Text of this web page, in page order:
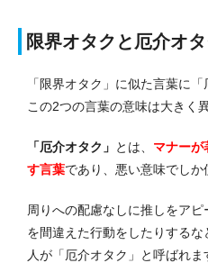
限界オタクと厄介オ
「限界オタク」に似た言葉に
この2つの言葉の意味は大きく
「厄介オタク」 とは、 マナーが
す言葉であり、悪い意味でしか
周りへの配慮なしに推しをア
を間違えた行動をしたりする
人が「厄介オタク」と呼ばれま